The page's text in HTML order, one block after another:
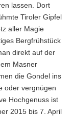
lassen. Dort
Tiroler Gipfel
aller Magie
Bergfrühstück
direkt auf der
Masner
die Gondel ins
oder vergnügen
Hochgenuss ist
2015 bis 7. April